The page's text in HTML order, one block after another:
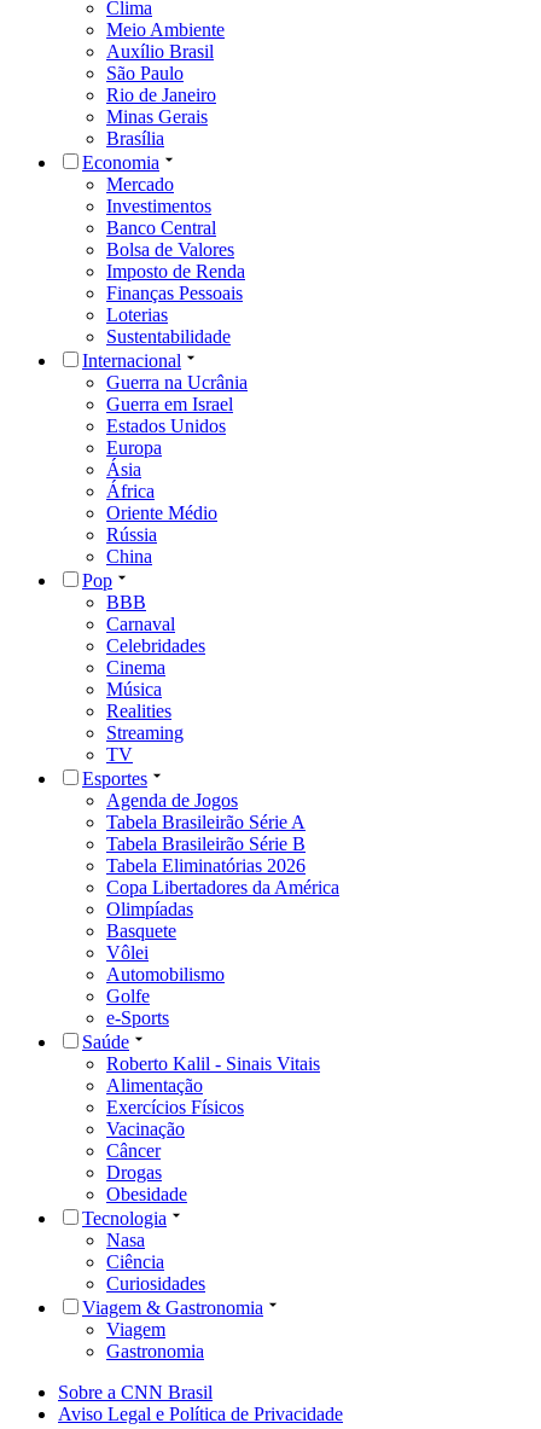
Clima
Meio Ambiente
Auxílio Brasil
São Paulo
Rio de Janeiro
Minas Gerais
Brasília
Economia
Mercado
Investimentos
Banco Central
Bolsa de Valores
Imposto de Renda
Finanças Pessoais
Loterias
Sustentabilidade
Internacional
Guerra na Ucrânia
Guerra em Israel
Estados Unidos
Europa
Ásia
África
Oriente Médio
Rússia
China
Pop
BBB
Carnaval
Celebridades
Cinema
Música
Realities
Streaming
TV
Esportes
Agenda de Jogos
Tabela Brasileirão Série A
Tabela Brasileirão Série B
Tabela Eliminatórias 2026
Copa Libertadores da América
Olimpíadas
Basquete
Vôlei
Automobilismo
Golfe
e-Sports
Saúde
Roberto Kalil - Sinais Vitais
Alimentação
Exercícios Físicos
Vacinação
Câncer
Drogas
Obesidade
Tecnologia
Nasa
Ciência
Curiosidades
Viagem & Gastronomia
Viagem
Gastronomia
Sobre a CNN Brasil
Aviso Legal e Política de Privacidade